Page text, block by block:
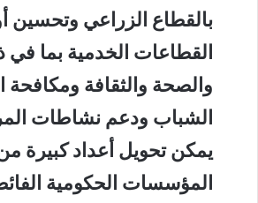
بالقطاع الزراعي وتحسين
القطاعات الخدمية بما في
والصحة والثقافة ومكافحة
الشباب ودعم نشاطات
يمكن تحويل أعداد كبيرة
المؤسسات الحكومية